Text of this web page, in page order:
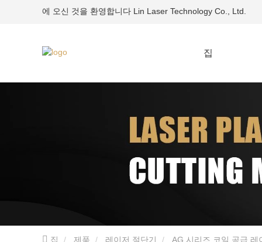
에 오신 것을 환영합니다 Lin Laser Technology Co., Ltd.
집
집 제품 레이저 절단기 AG 시리즈 코일 공급 레